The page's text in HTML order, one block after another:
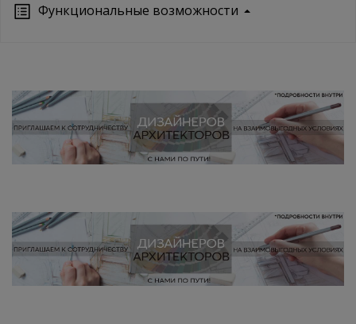
Функциональные возможности